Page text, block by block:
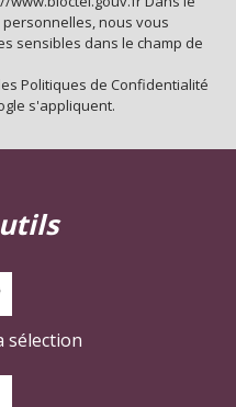
35,79 %
21,50 %
16,21 %
41,03 %
nous vous
sensibles dans le champ de
Politiques de Confidentialité
s'appliquent.
sélection